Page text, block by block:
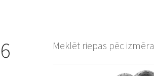
Meklēt riepas pēc izmēra